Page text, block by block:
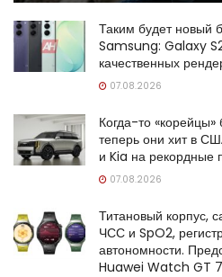
Таким будет новый
Samsung: Galaxy
качественных
07.08.2026
Когда-то
теперь они хит в
и Kia на
07.08.2026
Титановый корпус,
ЧСС и SpO2,
автономности.
Huawei Watch GT